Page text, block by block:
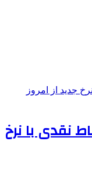
نقدی با نرخ